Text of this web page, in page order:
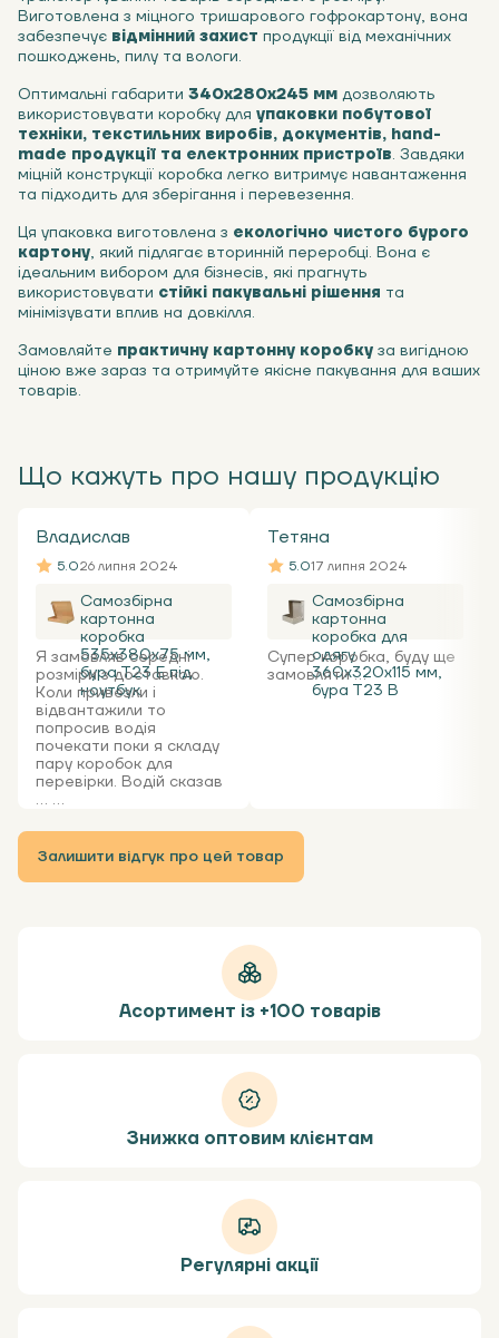
Виготовлена з міцного тришарового гофрокартону, вона
забезпечує відмінний захист продукції від механічних
пошкоджень, пилу та вологи.
Оптимальні габарити 340х280х245 мм дозволяють
використовувати коробку для упаковки побутової
техніки, текстильних виробів, документів, hand-
made продукції та електронних пристроїв. Завдяки
міцній конструкції коробка легко витримує навантаження
та підходить для зберігання і перевезення.
Ця упаковка виготовлена з екологічно чистого бурого
картону, який підлягає вторинній переробці. Вона є
ідеальним вибором для бізнесів, які прагнуть
використовувати стійкі пакувальні рішення та
мінімізувати вплив на довкілля.
Замовляйте практичну картонну коробку за вигідною
ціною вже зараз та отримуйте якісне пакування для ваших
товарів.
Що кажуть про нашу продукцію
Владислав
5.026 липня 2024
Самозбірна
картонна
коробка
535x380x75 мм,
бура Т23 Е під
ноутбук
Я замовляв середні
розміри з доставкою.
Коли привезли і
відвантажили то
попросив водія
почекати поки я складу
пару коробок для
перевірки. Водій сказав
... ...
Тетяна
5.017 липня 2024
Самозбірна
картонна
коробка для
одягу
360х320х115 мм,
бура Т23 В
Супер коробка, буду ще
замовляти ...
Залишити відгук про цей товар
Асортимент із +100 товарів
Знижка оптовим клієнтам
Регулярні акції